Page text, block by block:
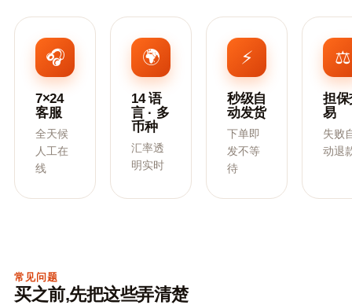
🎧
7×24
客服
全天候
人工在
线
🌍
14 语
言 · 多
币种
汇率透
明实时
⚡
秒级自
动发货
下单即
发不等
待
⚖️
担保
易
失败
动退
常见问题
买之前,先把这些弄清楚